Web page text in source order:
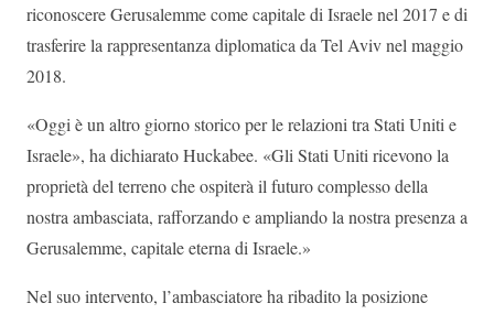
riconoscere Gerusalemme come capitale di Israele nel 2017 e di
trasferire la rappresentanza diplomatica da Tel Aviv nel maggio
2018.
«Oggi è un altro giorno storico per le relazioni tra Stati Uniti e
Israele», ha dichiarato Huckabee. «Gli Stati Uniti ricevono la
proprietà del terreno che ospiterà il futuro complesso della
nostra ambasciata, rafforzando e ampliando la nostra presenza a
Gerusalemme, capitale eterna di Israele.»
Nel suo intervento, l’ambasciatore ha ribadito la posizione